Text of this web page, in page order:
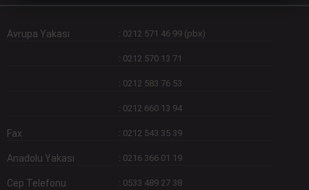
Avrupa Yakası : 0212 571 46 99 (pbx)
: 0212 570 13 71
: 0212 583 76 53
: 0212 660 13 94
Fax : 0212 543 35 39
Anadolu Yakası : 0216 366 01 19
Cep Telefonu : 0533 489 27 38